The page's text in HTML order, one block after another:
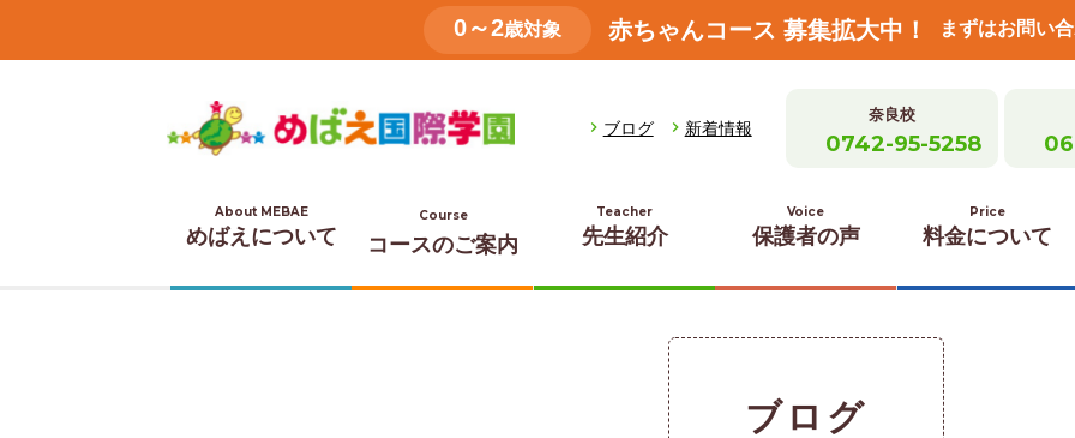
0～2歳対象 赤ちゃんコース 募集拡大中！ まずはお問い
ブログ 新着情報
奈良校
0742-95-5258
About MEBAE
めばえについて
Course
コースのご案内
Teacher
先生紹介
Voice
保護者の声
Price
料金について
ブログ